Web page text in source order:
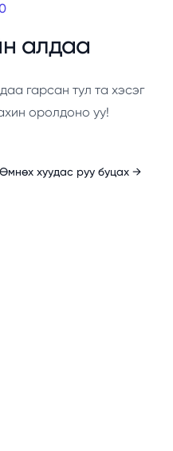
алдаа
гарсан тул та хэсэг
оролдоно уу!
Өмнөх хуудас руу буцах →